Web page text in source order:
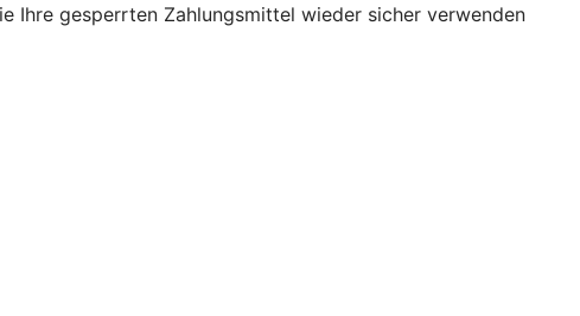
Ihre gesperrten Zahlungsmittel wieder sicher verwenden